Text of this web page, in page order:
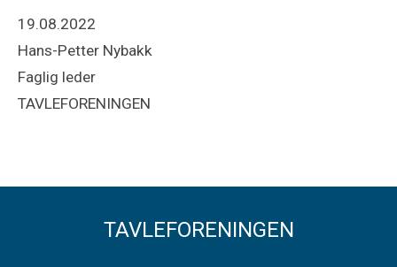
19.08.2022
Hans-Petter Nybakk
Faglig leder
TAVLEFORENINGEN
TAVLEFORENINGEN